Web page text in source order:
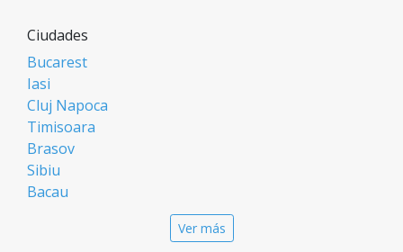
Ciudades
Bucarest
Iasi
Cluj Napoca
Timisoara
Brasov
Sibiu
Bacau
Ver más